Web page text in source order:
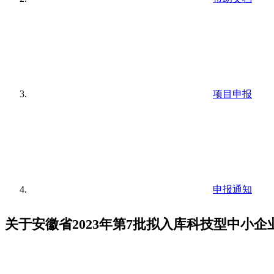
项目申报
申报通知
关于安徽省2023年第7批拟入库科技型中小企